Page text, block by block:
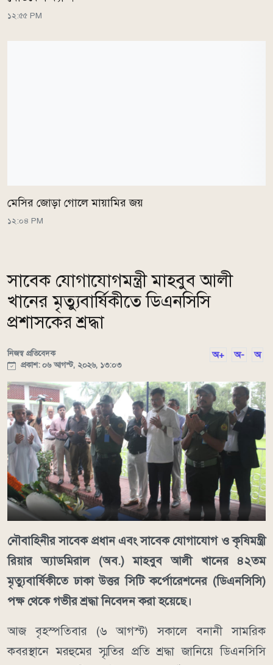
১২:৫৫ PM
মেসির জোড়া গোলে মায়ামির জয়
১২:০৪ PM
সাবেক যোগাযোগমন্ত্রী মাহবুব আলী
খানের মৃত্যুবার্ষিকীতে ডিএনসিসি
প্রশাসকের শ্রদ্ধা
নিজস্ব প্রতিবেদক
প্রকাশ: ০৬ আগস্ট, ২০২৬, ১৩:০৩
অ+ অ- অ
নৌবাহিনীর সাবেক প্রধান এবং সাবেক যোগাযোগ ও কৃষিমন্ত্রী
রিয়ার অ্যাডমিরাল (অব.) মাহবুব আলী খানের ৪২তম
মৃত্যুবার্ষিকীতে ঢাকা উত্তর সিটি কর্পোরেশনের (ডিএনসিসি)
পক্ষ থেকে গভীর শ্রদ্ধা নিবেদন করা হয়েছে।
আজ বৃহস্পতিবার (৬ আগস্ট) সকালে বনানী সামরিক
কবরস্থানে মরহুমের স্মৃতির প্রতি শ্রদ্ধা জানিয়ে ডিএনসিসি